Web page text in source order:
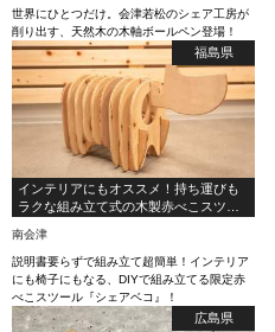
世界にひとつだけ。会津若松のシェア工房が
削り出す、天然木の木軸ボールペン登場！
福島県
インテリアにもオススメ！持ち運びも
ラクな組み立て式の木製赤べこスツー
南会津
説明書要らずで組み立て超簡単！インテリア
にも椅子にもなる、DIYで組み立てる限定赤
べこスツール『シェアベコ』！
広島県